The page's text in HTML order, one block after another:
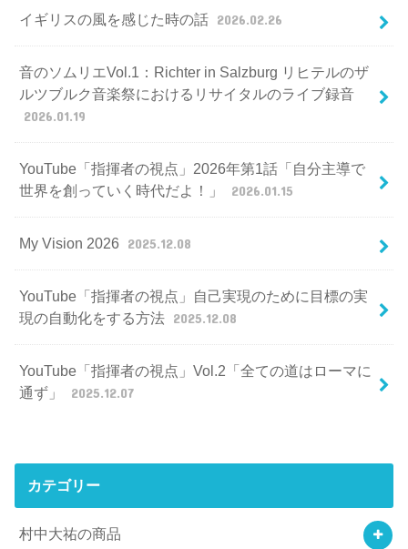
イギリスの風を感じた時の話 2026.02.26
音のソムリエVol.1：Richter in Salzburg リヒテルのザ
ルツブルク音楽祭におけるリサイタルのライブ録音
2026.01.19
YouTube「指揮者の視点」2026年第1話「自分主導で
世界を創っていく時代だよ！」
2026.01.15
My Vision 2026 2025.12.08
YouTube「指揮者の視点」自己実現のために目標の実
現の自動化をする方法 2025.12.08
YouTube「指揮者の視点」Vol.2「全ての道はローマに
通ず」
2025.12.07
カテゴリー
村中大祐の商品